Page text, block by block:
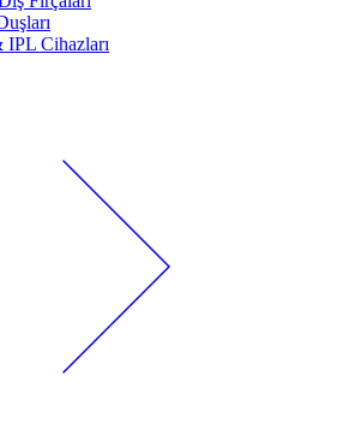
Cihazları